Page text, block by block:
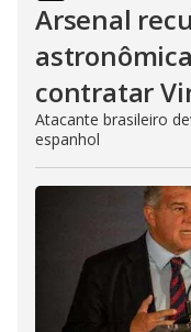
Arsenal
contratar
Atacante brasileiro
espanhol